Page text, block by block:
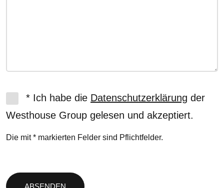
* Ich habe die Datenschutzerklärung der
Westhouse Group gelesen und akzeptiert.
Die mit * markierten Felder sind Pflichtfelder.
lasse